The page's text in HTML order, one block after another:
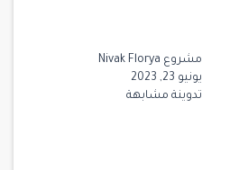
مشروع Nivak Florya
يونيو 23, 2023
تدوينة مشابهة